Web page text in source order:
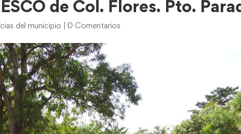
de Col. Flores. Pto.
del municipio 0 Comentarios